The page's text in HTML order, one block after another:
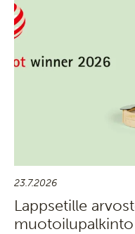
23.7.2026
Lappsetille
muotoilupalkinto